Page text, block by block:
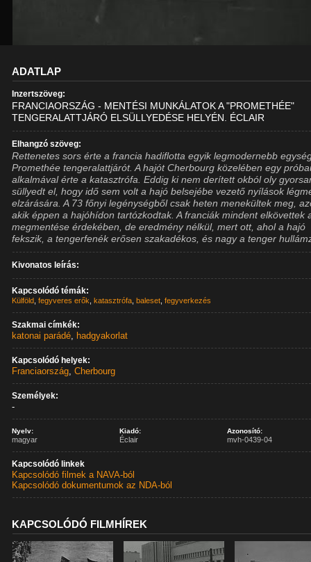
ADATLAP
Inzertszöveg:
FRANCIAORSZÁG - MENTÉSI MUNKÁLATOK A "PROMETHÉE"
TENGERALATTJÁRÓ ELSÜLLYEDÉSE HELYÉN. ÉCLAIR
Elhangzó szöveg:
Rettenetes sors érte a francia hadiflotta egyik legmodernebb
Promethée tengeralattjárót. A hajót Cherbourg közelében egy
alkalmával érte a katasztrófa. Eddig ki nem derített okból oly
süllyedt el, hogy idő sem volt a hajó belsejébe vezető nyílások
elzárására. A 73 főnyi legénységből csak heten menekültek meg,
akik éppen a hajóhídon tartózkodtak. A franciák mindent elkövettek
megmentése érdekében, de eredmény nélkül, mert ott, ahol a hajó
fekszik, a tengerfenék erősen szakadékos, és nagy a tenger
Kivonatos leírás:
Kapcsolódó témák:
Külföld ,fegyveres erők ,katasztrófa ,baleset ,fegyverkezés
Szakmai címkék:
katonai parádé, hadgyakorlat
Kapcsolódó helyek:
Franciaország,Cherbourg
Személyek:
-
Nyelv:
magyar
Kiadó:
Éclair
Azonosító:
mvh-0439-04
Kapcsolódó linkek
Kapcsolódó filmek a NAVA-ból
Kapcsolódó dokumentumok az NDA-ból
KAPCSOLÓDÓ FILMHÍREK